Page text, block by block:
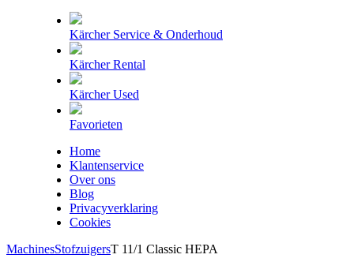
Kärcher Service & Onderhoud
Kärcher Rental
Kärcher Used
Favorieten
Home
Klantenservice
Over ons
Blog
Privacyverklaring
Cookies
MachinesStofzuigersT 11/1 Classic HEPA